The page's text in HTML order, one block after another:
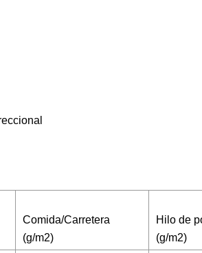
Comida/Carretera
(g/m2)
Hilo de
(g/m2)